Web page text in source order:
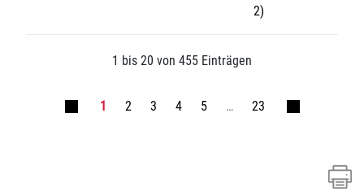
2)
1 bis 20 von 455 Einträgen
1 2 3 4 5 … 23